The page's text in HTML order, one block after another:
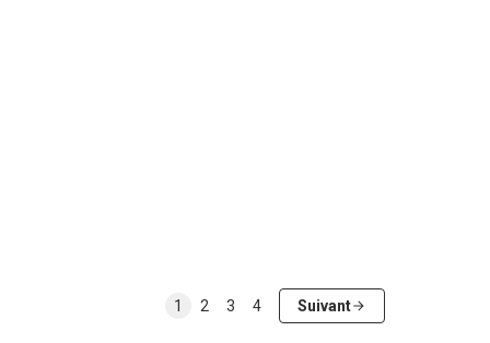
1 2 3 4 Suivant